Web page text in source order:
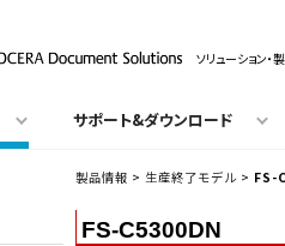
ソリューション・
サポート&ダウンロード
製品情報 > 生産終了モデル > FS-
FS-C5300DN